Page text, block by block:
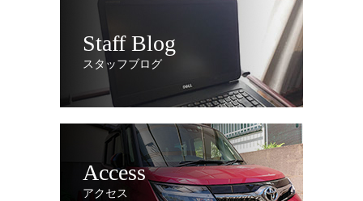
Staff Blog
スタッフブログ
Access
アクセス